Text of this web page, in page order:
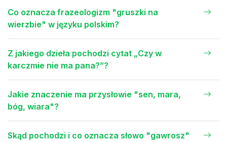
Co oznacza frazeologizm "gruszki na
wierzbie" w języku polskim?
Z jakiego dzieła pochodzi cytat „Czy w
karczmie nie ma pana?”?
Jakie znaczenie ma przysłowie "sen, mara,
bóg, wiara"?
Skąd pochodzi i co oznacza słowo "gawrosz"